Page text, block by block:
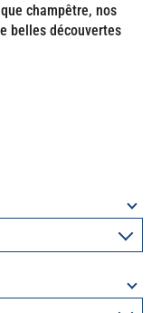
champêtre, nos
belles découvertes